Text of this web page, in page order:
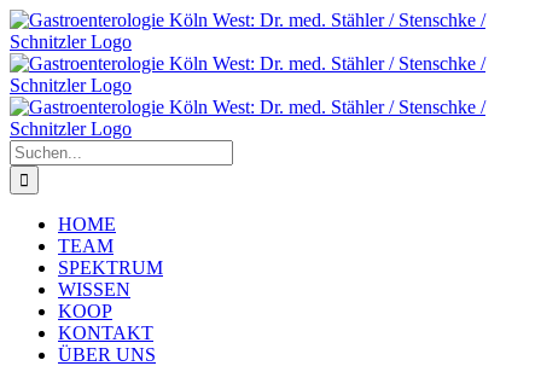
Zum
Inhalt
springen
Suche
nach:
HOME
TEAM
SPEKTRUM
WISSEN
KOOP
KONTAKT
ÜBER UNS